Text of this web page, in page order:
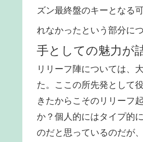
ズン最終盤のキーとなる
れなかったという部分に
手としての魅力が
リリーフ陣については、
た。ここの所先発として
きたからこそのリリーフ
か？個人的にはタイプ的
のだと思っているのだが